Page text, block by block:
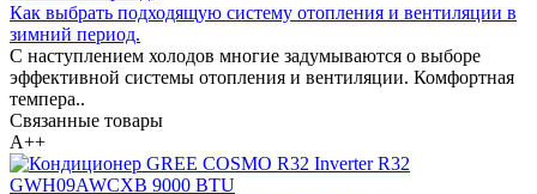
Как выбрать подходящую систему отопления и вентиляции в
зимний период.
С наступлением холодов многие задумываются о выборе
эффективной системы отопления и вентиляции. Комфортная
темпера..
Связанные товары
A++